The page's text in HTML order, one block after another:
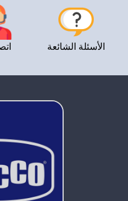
الأسئلة الشائعة